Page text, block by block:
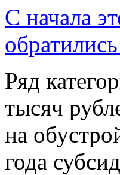
С начала
Ряд
тысяч
на
года